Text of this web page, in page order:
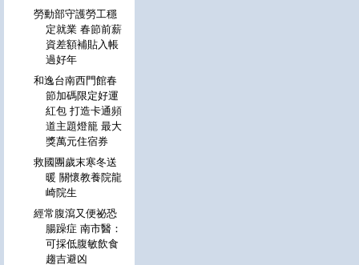
勞動部守護勞工穩
定就業 春節前薪
資差額補貼入帳
過好年
和逸台南西門館春
節加碼限定好運
紅包 打造卡通頻
道主題燈籠 最大
獎萬元住宿券
救國團歲末寒冬送
暖 關懷教養院龍
崎院生
經常腹瀉又便祕恐
腸躁症 南市醫：
可採低腹敏飲食
趨吉避凶